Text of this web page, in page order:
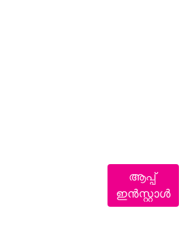
ആപ്പ്
ഇൻസ്റ്റാൾ